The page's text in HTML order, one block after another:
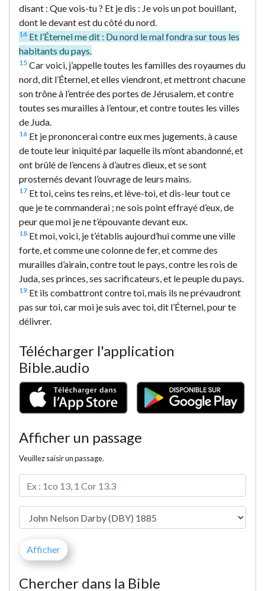
disant : Que vois-tu ? Et je dis : Je vois un pot bouillant,
dont le devant est du côté du nord.
14 Et l’Éternel me dit : Du nord le mal fondra sur tous les
habitants du pays.
15 Car voici, j’appelle toutes les familles des royaumes du
nord, dit l’Éternel, et elles viendront, et mettront chacune
son trône à l’entrée des portes de Jérusalem, et contre
toutes ses murailles à l’entour, et contre toutes les villes
de Juda.
16 Et je prononcerai contre eux mes jugements, à cause
de toute leur iniquité par laquelle ils m’ont abandonné, et
ont brûlé de l’encens à d’autres dieux, et se sont
prosternés devant l’ouvrage de leurs mains.
17 Et toi, ceins tes reins, et lève-toi, et dis-leur tout ce
que je te commanderai ; ne sois point effrayé d’eux, de
peur que moi je ne t’épouvante devant eux.
18 Et moi, voici, je t’établis aujourd’hui comme une ville
forte, et comme une colonne de fer, et comme des
murailles d’airain, contre tout le pays, contre les rois de
Juda, ses princes, ses sacrificateurs, et le peuple du pays.
19 Et ils combattront contre toi, mais ils ne prévaudront
pas sur toi, car moi je suis avec toi, dit l’Éternel, pour te
délivrer.
Télécharger l'application
Bible.audio
Afficher un passage
Veuillez saisir un passage.
Chercher dans la Bible